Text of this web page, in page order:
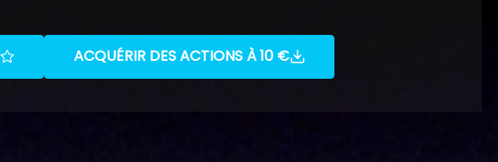
ACQUÉRIR DES ACTIONS À 10 €